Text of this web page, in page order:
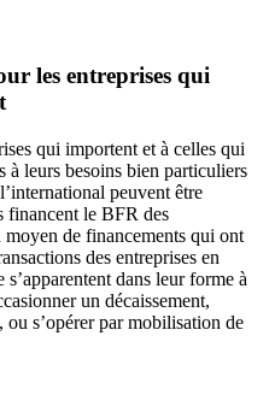
les entreprises qui
qui importent et à celles qui
à leurs besoins bien particuliers
peuvent être
financent le BFR des
moyen de financements qui ont
des entreprises en
dans leur forme à
un décaissement,
ou s’opérer par mobilisation de